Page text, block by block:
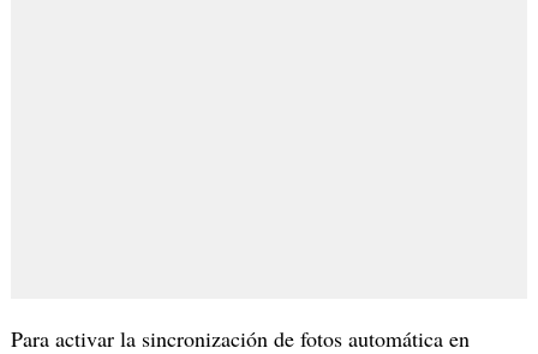
Para activar la sincronización de fotos automática en